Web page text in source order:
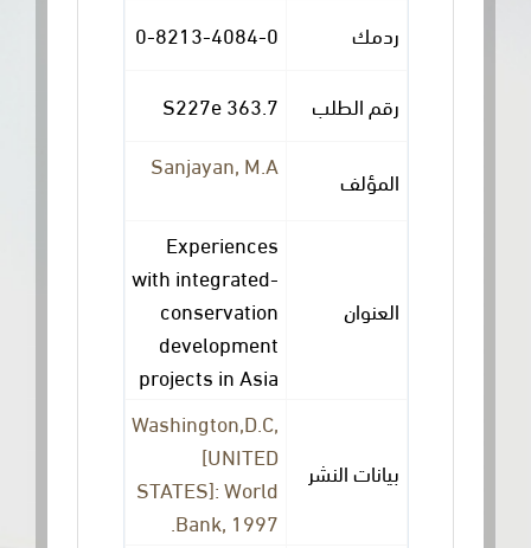
0-8213-4084-0
رقم الطلب 363.7 S227e
المؤلف
Sanjayan, M.A
Experiences
with integrated-
conservation
development
projects in Asia
بيانات النشر
Washington,D.C,
[UNITED
STATES]: World
Bank, 1997.